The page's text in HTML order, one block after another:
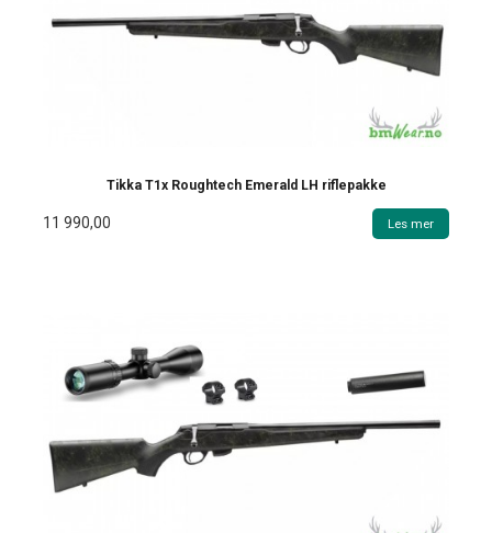
Tikka T1x Roughtech Emerald LH riflepakke
11 990,00 Les mer